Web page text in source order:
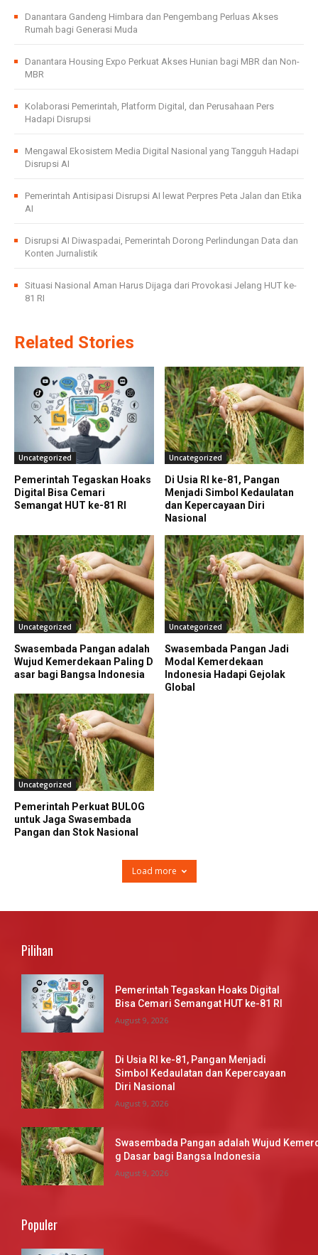
Danantara Gandeng Himbara dan Pengembang Perluas Akses
Rumah bagi Generasi Muda
Danantara Housing Expo Perkuat Akses Hunian bagi MBR dan Non-
MBR
Kolaborasi Pemerintah, Platform Digital, dan Perusahaan Pers
Hadapi Disrupsi
Mengawal Ekosistem Media Digital Nasional yang Tangguh Hadapi
Disrupsi AI
Pemerintah Antisipasi Disrupsi AI lewat Perpres Peta Jalan dan Etika
AI
Disrupsi AI Diwaspadai, Pemerintah Dorong Perlindungan Data dan
Konten Jurnalistik
Situasi Nasional Aman Harus Dijaga dari Provokasi Jelang HUT ke-
81 RI
Related Stories
Uncategorized
Pemerintah Tegaskan Hoaks
Digital Bisa Cemari
Semangat HUT ke-81 RI
Uncategorized
Di Usia RI ke-81, Pangan
Menjadi Simbol Kedaulatan
dan Kepercayaan Diri
Nasional
Uncategorized
Swasembada Pangan adalah
Wujud Kemerdekaan Paling D
asar bagi Bangsa Indonesia
Uncategorized
Swasembada Pangan Jadi
Modal Kemerdekaan
Indonesia Hadapi Gejolak
Global
Uncategorized
Pemerintah Perkuat BULOG
untuk Jaga Swasembada
Pangan dan Stok Nasional
Load more
Pilihan
Pemerintah Tegaskan Hoaks Digital
Bisa Cemari Semangat HUT ke-81 RI
August 9, 2026
Di Usia RI ke-81, Pangan Menjadi
Simbol Kedaulatan dan Kepercayaan
Diri Nasional
August 9, 2026
Swasembada Pangan adalah Wujud
g Dasar bagi Bangsa Indonesia
August 9, 2026
Populer